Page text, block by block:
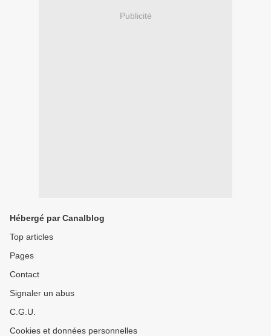
Publicité
Hébergé par Canalblog
Top articles
Pages
Contact
Signaler un abus
C.G.U.
Cookies et données personnelles